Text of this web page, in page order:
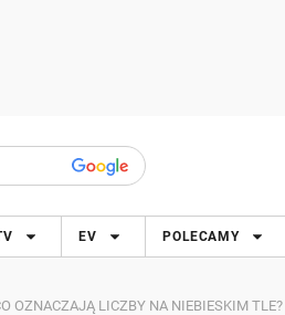
EV POLECAMY
OZNACZAJĄ LICZBY NA NIEBIESKIM TLE?